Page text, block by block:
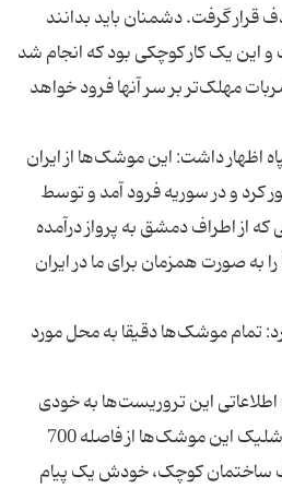
گرفت. دشمنان باید بدانند
این یک کار کوچکی بود که انجام شد
مهلک‌تر بر سر آنها فرود خواهد
اظهار داشت: این موشک‌ها از ایران
کرد و در سوریه فرود آمد و توسط
از اطراف دمشق به پرواز درآمده
را به صورت همزمان برای ما در ایران
تمام موشک‌ها دقیقا به محل مورد
این تروریست‌ها به خودی
خود یک دنیا مسئله است و شلیک این موشک‌ها از فاصله 700
ساختمان کوچک، خودش یک پیام